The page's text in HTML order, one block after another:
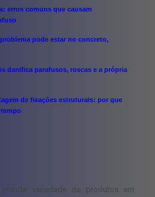
erros comuns que causam
pode estar no concreto,
danifica parafusos, roscas e a própria
de fixações estruturais: por que
variedade de produtos em